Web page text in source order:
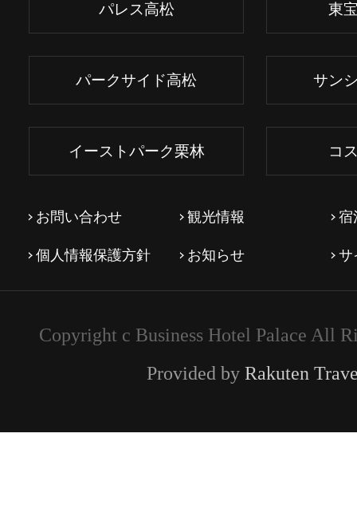
パレス高松 東
パークサイド高松 サン
イーストパーク栗林 コ
お問い合わせ 観光情報 宿
個人情報保護方針 お知らせ サ
Copyright c Business Hotel Palace All
Provided by Rakuten